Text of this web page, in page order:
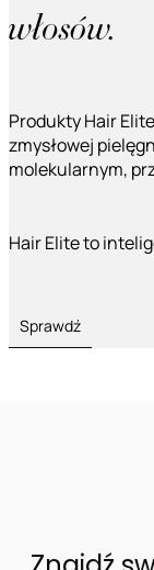
włosów.
Produkty Hair
zmysłowej
molekularnym,
Hair Elite to
Sprawdź